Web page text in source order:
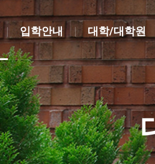
입학안내 대학/대학원